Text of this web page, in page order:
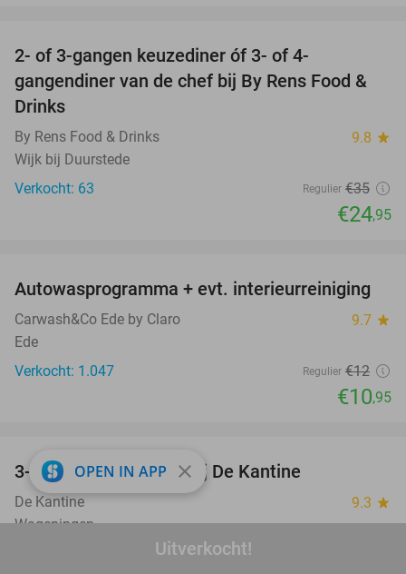
Uitverkocht!
2- of 3-gangen keuzediner óf 3- of 4-
gangendiner van de chef bij By Rens Food &
Drinks
By Rens Food & Drinks 9.8 star
Wijk bij Duurstede
Verkocht: 63
Regulier €35
€24,95
9%
Autowasprogramma + evt. interieurreiniging
Carwash&Co Ede by Claro 9.7 star
Ede
Verkocht: 1.047
Regulier €12
€10,95
3-gangen keuzediner bij De Kantine
De Kantine 9.3 star
Wageningen
OPEN IN APP close